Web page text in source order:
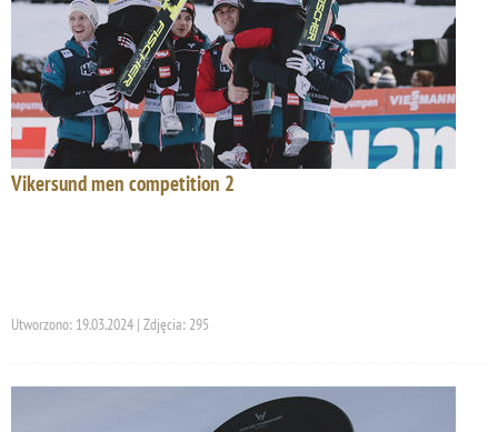
Vikersund men competition 2
Utworzono: 19.03.2024 | Zdjęcia: 295